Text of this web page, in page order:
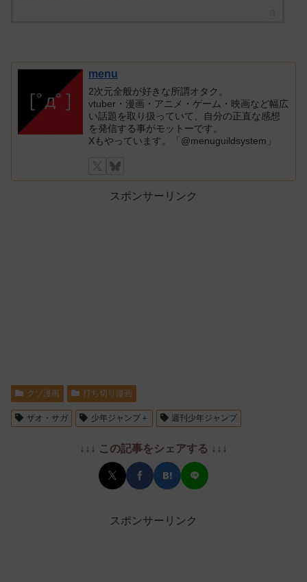
menu
2次元全般が好きな所謂オタク。
vtuber・漫画・アニメ・ゲーム・映画など幅広
い話題を取り扱っていて、自分の正直な感想
を発信する事がモットーです。
Xもやっています。「@menuguildsystem」
スポンサーリンク
クソ漫画 打ち切り漫画
ザオ・サガ 少年ジャンプ＋ 週刊少年ジャンプ
↓↓↓ この記事をシェアする ↓↓↓
スポンサーリンク